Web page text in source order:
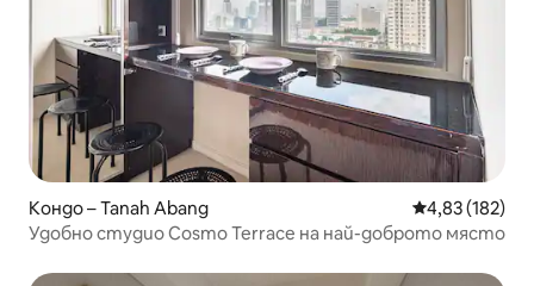
Кондо – Tanah Abang Средна
4,83 (182)
Удобно студио Cosmo Terrace на най-доброто място